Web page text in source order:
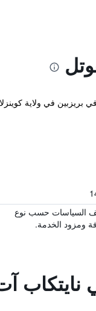
السياسات حسب نوع
ومزود الخدمة.
نايتكاب